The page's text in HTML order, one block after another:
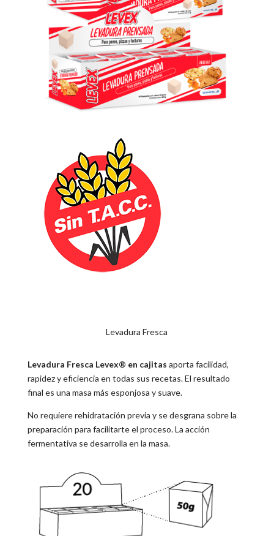
Levadura Fresca
Levadura Fresca Levex® en cajitas aporta facilidad,
rapidez y eficiencia en todas sus recetas. El resultado
final es una masa más esponjosa y suave.
No requiere rehidratación previa y se desgrana sobre la
preparación para facilitarte el proceso. La acción
fermentativa se desarrolla en la masa.